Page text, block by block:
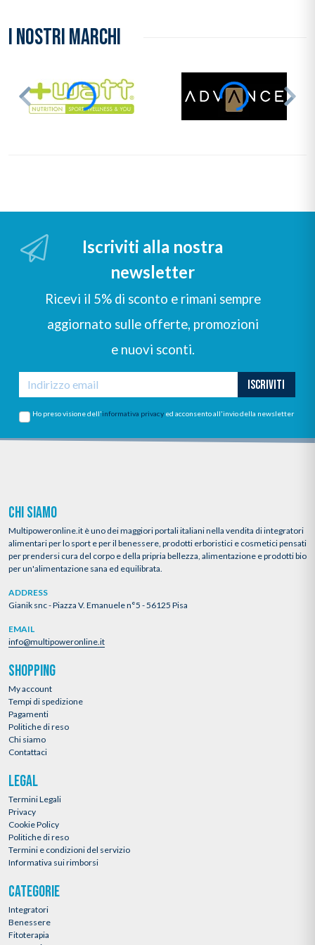
I NOSTRI MARCHI
Iscriviti alla nostra
newsletter
Ricevi il 5% di sconto e rimani sempre
aggiornato sulle offerte, promozioni
e nuovi sconti.
ISCRIVITI
Ho preso visione dell'informativa privacy ed acconsento all'invio della newsletter
CHI SIAMO
Multipoweronline.it è uno dei maggiori portali italiani nella vendita di integratori
alimentari per lo sport e per il benessere, prodotti erboristici e cosmetici pensati
per prendersi cura del corpo e della pripria bellezza, alimentazione e prodotti bio
per un'alimentazione sana ed equilibrata.
ADDRESS
Gianik snc - Piazza V. Emanuele n°5 - 56125 Pisa
EMAIL
info@multipoweronline.it
SHOPPING
My account
Tempi di spedizione
Pagamenti
Politiche di reso
Chi siamo
Contattaci
LEGAL
Termini Legali
Privacy
Cookie Policy
Politiche di reso
Termini e condizioni del servizio
Informativa sui rimborsi
CATEGORIE
Integratori
Benessere
Fitoterapia